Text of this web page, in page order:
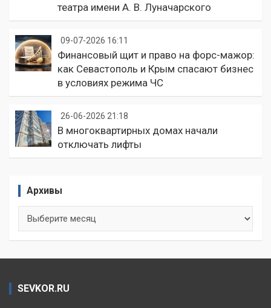
театра имени А. В. Луначарского
09-07-2026 16:11
Финансовый щит и право на форс-мажор:
как Севастополь и Крым спасают бизнес
в условиях режима ЧС
26-06-2026 21:18
В многоквартирных домах начали
отключать лифты
Архивы
SEVKOR.RU